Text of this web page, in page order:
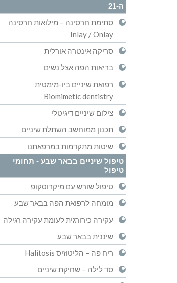
ה-21
סתימת חרסינה – מילואות חרסינה
Inlay / Onlay
סריקה אינטרה אורלית
בריאות הפה אצל נשים
רפואת שיניים ביו-מימטית
Biomimetic dentistry
צילום שיניים דיגיטלי
תכנון ממוחשב השתלת שיניים
שיטות מתקדמות במרפאתנו
טיפול שיניים בבאר שבע - תחומי
טיפול
טיפול שורש עם מיקרוסקופ
מומחה לרפואת הפה בבאר שבע
עקירה כירורגית לעומת עקירה רגילה
שיננית בבאר שבע
ריח פה – הליטוזיס Halitosis
סד לילה – שחיקת שיניים